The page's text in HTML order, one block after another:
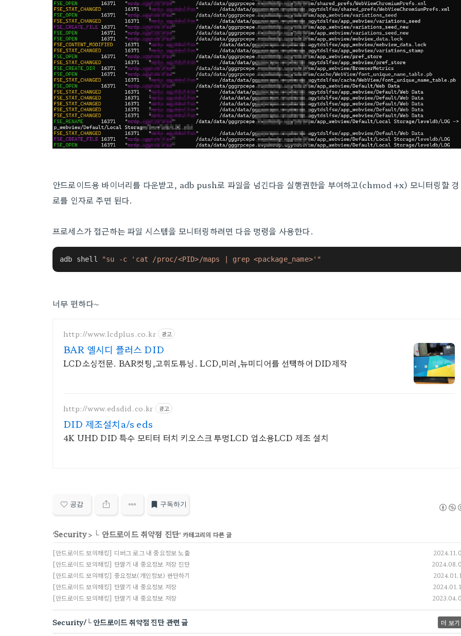
안드로이드용 바이너리를 다운받고, adb push로 파일을 넘긴다음 실행권한을 부여하고(chmod +x) 모니터링할 경
로를 인자로 주면 된다.
프로세스가 접근하는 파일 시스템을 모니터링하려면 다음 명령을 사용한다.
adb shell "su -c 'cat /proc/<PID>/maps | grep <package_name>'"
너무 편하다~
http://www.lcdplus.co.kr 광고
BAR 엘시디 플러스 DID
LCD소싱전문. BAR컷팅,고휘도튜닝. LCD,미러,뉴미디어를 선택하여 DID제작
http://www.edsdid.co.kr 광고
DID 제조설치a/s eds
4K UHD DID 특수 모티터 터치 키오스크 투명LCD 업소용LCD 제조 설치
공감 구독하기
'Security> └ 안드로이드 취약점 진단' 카테고리의 다른 글
[안드로이드 모의해킹] 디버그 로그 내 중요정보 노출
[안드로이드 모의해킹] 단말기 내 중요정보 저장 진단
[안드로이드 모의해킹] 중요정보(개인정보) 판단하기
[안드로이드 모의해킹] 단말기 내 중요정보 저장
[안드로이드 모의해킹] 단말기 내 중요정보 저장
Security/└ 안드로이드 취약점 진단 관련 글 더 보기